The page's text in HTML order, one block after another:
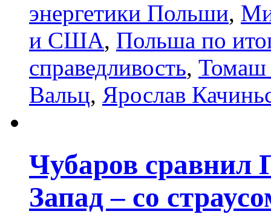
энергетики Польши,
и США, Польша по
справедливость, Томаш
Вальц, Ярослав
Чубаров сравнил
Запад – со